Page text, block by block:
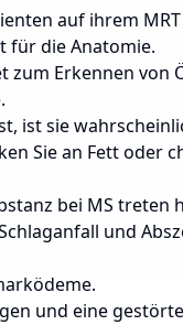
auf ihrem
für die Anatomie.
zum Erkennen von
ist sie
Sie an Fett oder
bei MS treten
und
und eine